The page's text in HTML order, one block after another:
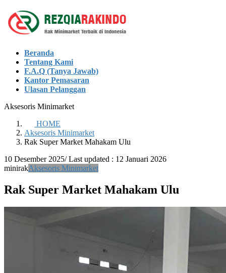
Skip
to
the
Skip
to
the
Beranda
Tentang Kami
F.A.Q (Tanya Jawab)
Kantor Pemasaran
Ulasan Pelanggan
Aksesoris Minimarket
HOME
Aksesoris Minimarket
Rak Super Market Mahakam Ulu
10 Desember 2025/ Last updated : 12 Januari 2026
minirakAksesoris Minimarket
Rak Super Market Mahakam Ulu